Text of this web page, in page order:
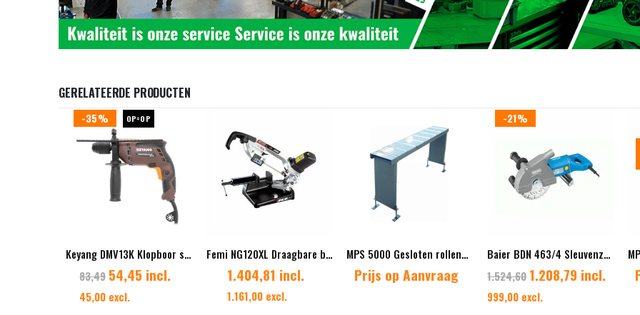
GERELATEERDE PRODUCTEN
-35% OP=OP
Keyang DMV13K Klopboor schroefmachine – 650W
83,49 54,45 incl.
45,00 excl.
Femi NG120XL Draagbare bandzaagmachine metaal – 120 mm – 1300W – 230V
1.404,81 incl.
1.161,00 excl.
MPS 5000 Gesloten rollenbaan – Variabele lengtes
Prijs op Aanvraag
-21%
Baier BDN 463/4 Sleuvenzaagmachine 2150W
1.524,60 1.208,79 incl.
999,00 excl.